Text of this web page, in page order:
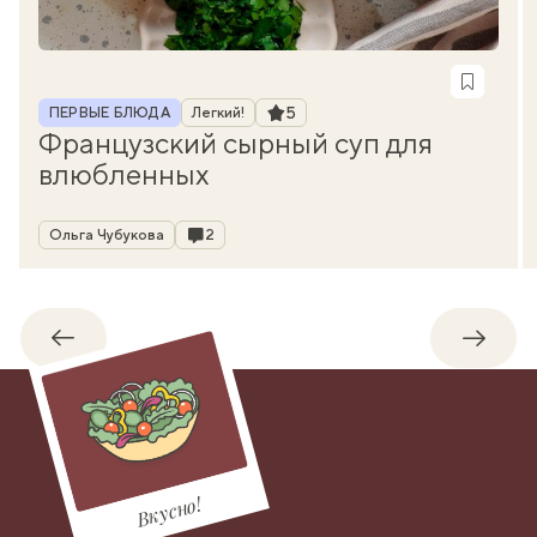
Рубрика
ПЕРВЫЕ БЛЮДА Легкий! Рейтинг
5
Французский сырный суп для
влюбленных
Автор
Ольга Чубукова Комментарии
2
Обратно
Вкусно!